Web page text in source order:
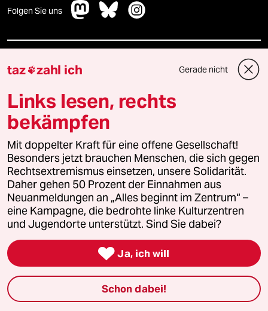
Folgen Sie uns
Ressorts
Politik
Öko
Gesellschaft
Kultur
Sport
Berlin
Nord
Wahrheit
taz zahl ich Gerade nicht
Links lesen, rechts
bekämpfen
Mit doppelter Kraft für eine offene Gesellschaft!
Besonders jetzt brauchen Menschen, die sich gegen
Rechtsextremismus einsetzen, unsere Solidarität.
Daher gehen 50 Prozent der Einnahmen aus
Neuanmeldungen an „Alles beginnt im Zentrum“ –
eine Kampagne, die bedrohte linke Kulturzentren
und Jugendorte unterstützt. Sind Sie dabei?
 Ja, ich will
Schon dabei!